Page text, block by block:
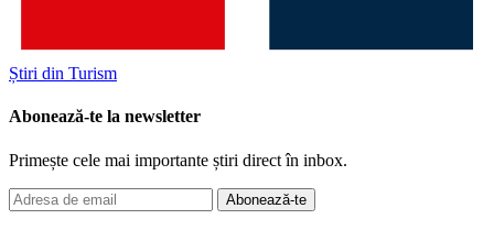
Știri din Turism
Abonează-te la newsletter
Primește cele mai importante știri direct în inbox.
Abonează-te